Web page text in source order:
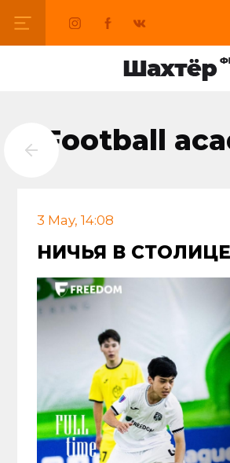
Football
3 May, 14:08
НИЧЬЯ В СТОЛИЦЕ